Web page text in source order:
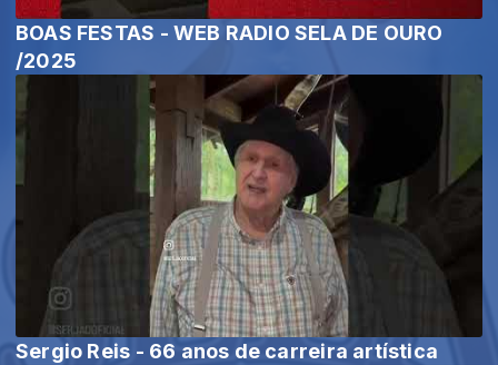
BOAS FESTAS - WEB RADIO SELA DE OURO
/2025
Sergio Reis - 66 anos de carreira artística